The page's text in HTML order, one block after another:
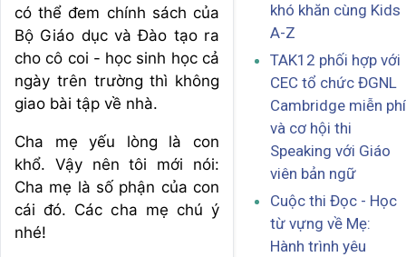
có thể đem chính sách của
Bộ Giáo dục và Đào tạo ra
cho cô coi - học sinh học cả
ngày trên trường thì không
giao bài tập về nhà.
Cha mẹ yếu lòng là con
khổ. Vậy nên tôi mới nói:
Cha mẹ là số phận của con
cái đó. Các cha mẹ chú ý
nhé!
khó khăn cùng Kids
A-Z
TAK12 phối hợp với
CEC tổ chức ĐGNL
Cambridge miễn phí
và cơ hội thi
Speaking với Giáo
viên bản ngữ
Cuộc thi Đọc - Học
từ vựng về Mẹ:
Hành trình yêu